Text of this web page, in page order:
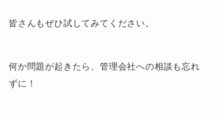
皆さんもぜひ試してみてください。
何か問題が起きたら、管理会社への相談も忘れ
ずに！